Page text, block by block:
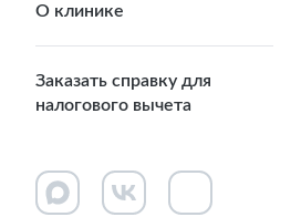
О клинике
Заказать справку для
налогового вычета